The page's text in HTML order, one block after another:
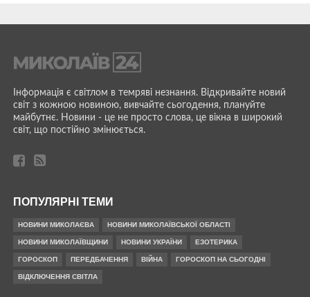
Інформація є світлом в темряві незнання. Відкривайте новий
світ з кожною новиною, вивчайте сьогодення, плануйте
майбутнє. Новини - це не просто слова, це вікна в широкий
світ, що постійно змінюється.
ПОПУЛЯРНІ ТЕМИ
НОВИНИ МИКОЛАЄВА НОВИНИ МИКОЛАЇВСЬКОЇ ОБЛАСТІ
НОВИНИ МИКОЛАЇВЩИНИ НОВИНИ УКРАЇНИ ЕЗОТЕРИКА
ГОРОСКОП ПЕРЕДБАЧЕННЯ ВІЙНА ГОРОСКОП НА СЬОГОДНІ
ВІДКЛЮЧЕННЯ СВІТЛА